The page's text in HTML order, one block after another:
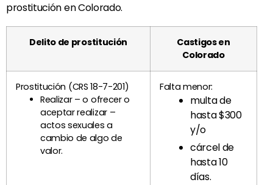
prostitución en Colorado.
Delito de prostitución
Castigos en
Colorado
Prostitución (CRS 18-7-201)
Realizar – o ofrecer o
aceptar realizar –
actos sexuales a
cambio de algo de
valor.
Falta menor:
multa de
hasta $300
y/o
cárcel de
hasta 10
días.